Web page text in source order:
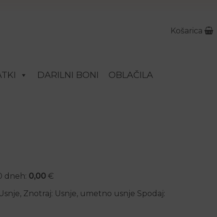
Košarica
DARILNI BONI OBLAČILA
dneh: 0,00 €
Znotraj: Usnje, umetno usnje Spodaj: